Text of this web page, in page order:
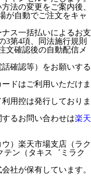
法の変更をご案内後、
が自動でご注文をキャ
ス一括払いによるお支
3第4項、同法施行規則
文確認後の自動配信メ
確認等）をお願いする
ドはご利用いただけま
用控は発行しておりま
るお問い合わせは楽天
）楽天市場支店（ラク
テン（タキス゛ミラク
社が保有しています。